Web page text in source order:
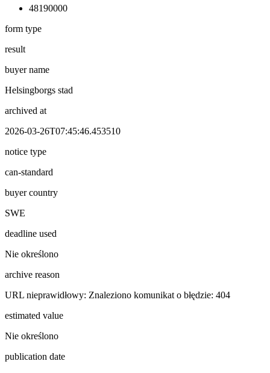
48190000
form type
result
buyer name
Helsingborgs stad
archived at
2026-03-26T07:45:46.453510
notice type
can-standard
buyer country
SWE
deadline used
Nie określono
archive reason
URL nieprawidłowy: Znaleziono komunikat o błędzie: 404
estimated value
Nie określono
publication date